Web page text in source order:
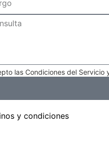
las Condiciones del
y condiciones